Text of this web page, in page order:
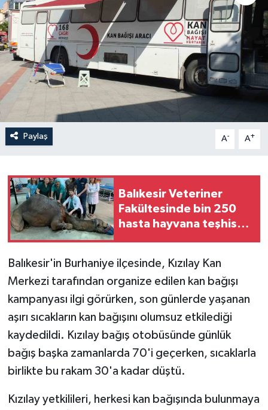
Paylaş A- A+
Balıkesir Veteriner
Fakültesinde bin 250
hasta hayvana teşhis
Balıkesir'in Burhaniye ilçesinde, Kızılay Kan
Merkezi tarafından organize edilen kan bağışı
kampanyası ilgi görürken, son günlerde yaşanan
aşırı sıcakların kan bağışını olumsuz etkilediği
kaydedildi. Kızılay bağış otobüsünde günlük
bağış başka zamanlarda 70'i geçerken, sıcaklarla
birlikte bu rakam 30'a kadar düştü.
Kızılay yetkilileri, herkesi kan bağışında bulunmaya